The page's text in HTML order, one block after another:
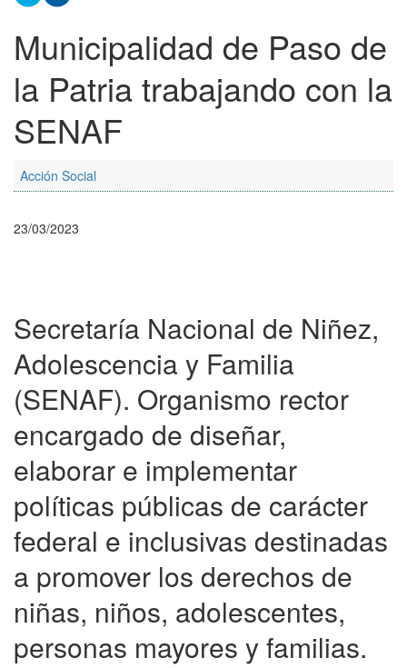
Municipalidad de Paso de
la Patria trabajando con la
SENAF
Acción Social
23/03/2023
Secretaría Nacional de Niñez,
Adolescencia y Familia
(SENAF). Organismo rector
encargado de diseñar,
elaborar e implementar
políticas públicas de carácter
federal e inclusivas destinadas
a promover los derechos de
niñas, niños, adolescentes,
personas mayores y familias.